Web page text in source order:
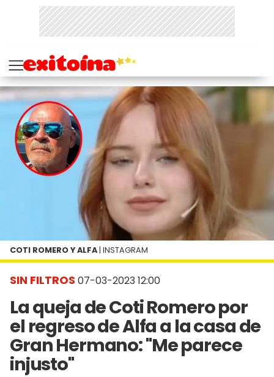
SIN FILTROS 07-03-2023 12:00
La queja de Coti Romero por
el regreso de Alfa a la casa de
Gran Hermano: "Me parece
injusto"
COTI ROMERO Y ALFA | INSTAGRAM